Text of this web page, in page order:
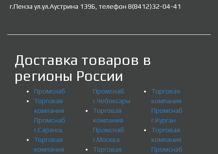
г.Пенза ул.ул.Аустрина 139Б, телефон 8(8412)32-04-41
Доставка товаров в
регионы России
Промснаб
Торговая
компания
Промснаб
г.Саранск
Торговая
компания
Промснаб
г.Чебоксары
Торговая
компания
Промснаб
г.Москва
Торговая
Торговая
компания
Промснаб
г.Курган
Торговая
компания
Промснаб